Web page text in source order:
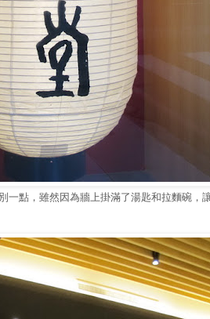
一點，雖然因為牆上掛滿了湯匙和拉麵碗，